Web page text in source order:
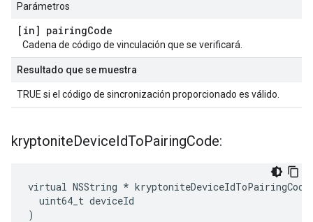
Parámetros
[in] pairingCode
Cadena de código de vinculación que se verificará.
Resultado que se muestra
TRUE si el código de sincronización proporcionado es válido.
kryptoniteDeviceIdToPairingCode:
virtual NSString *
  uint64_t deviceId
)